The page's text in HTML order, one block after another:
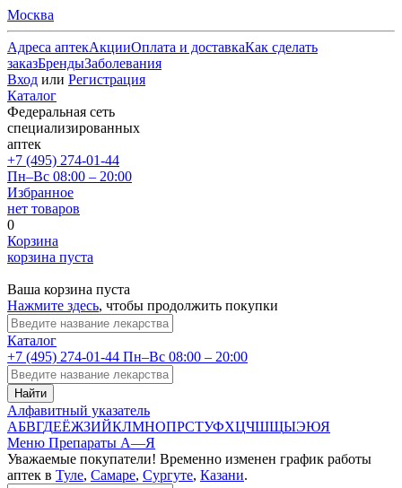
Москва
Адреса аптекАкцииОплата и доставкаКак сделать
заказБрендыЗаболевания
Вход или Регистрация
Каталог
Федеральная сеть
специализированных
аптек
+7 (495) 274-01-44
Пн–Вс 08:00 – 20:00
Избранное
нет товаров
0
Корзина
корзина пуста
Ваша корзина пуста
Нажмите здесь, чтобы продолжить покупки
Каталог
+7 (495) 274-01-44 Пн–Вс 08:00 – 20:00
Найти
Алфавитный указатель
АБВГДЕЁЖЗИЙКЛМНОПРСТУФХЦЧШЩЫЭЮЯ
Меню Препараты А—Я
Уважаемые покупатели! Временно изменен график работы
аптек в Туле, Самаре, Сургуте, Казани.